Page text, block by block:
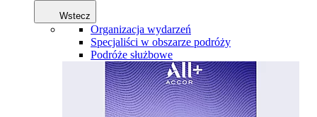
Wstecz
Organizacja wydarzeń
Specjaliści w obszarze podróży
Podróże służbowe